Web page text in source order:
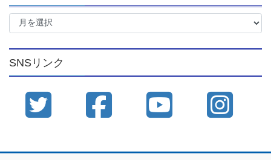
ア
イ
ブ
SNSリンク